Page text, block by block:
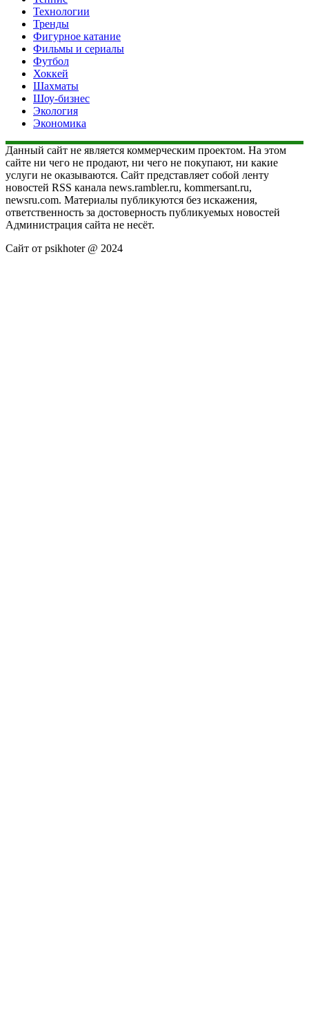
Технологии
Тренды
Фигурное катание
Фильмы и сериалы
Футбол
Хоккей
Шахматы
Шоу-бизнес
Экология
Экономика
Данный сайт не является коммерческим проектом. На этом
сайте ни чего не продают, ни чего не покупают, ни какие
услуги не оказываются. Сайт представляет собой ленту
новостей RSS канала news.rambler.ru, kommersant.ru,
newsru.com. Материалы публикуются без искажения,
ответственность за достоверность публикуемых новостей
Администрация сайта не несёт.
Сайт от psikhoter @ 2024